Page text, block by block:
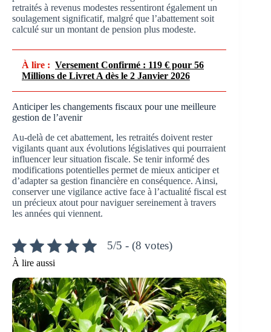
retraités à revenus modestes ressentiront également un
soulagement significatif, malgré que l’abattement soit
calculé sur un montant de pension plus modeste.
À lire : Versement Confirmé : 119 € pour 56
Millions de Livret A dès le 2 Janvier 2026
Anticiper les changements fiscaux pour une meilleure
gestion de l’avenir
Au-delà de cet abattement, les retraités doivent rester
vigilants quant aux évolutions législatives qui pourraient
influencer leur situation fiscale. Se tenir informé des
modifications potentielles permet de mieux anticiper et
d’adapter sa gestion financière en conséquence. Ainsi,
conserver une vigilance active face à l’actualité fiscal est
un précieux atout pour naviguer sereinement à travers
les années qui viennent.
5/5 - (8 votes)
À lire aussi